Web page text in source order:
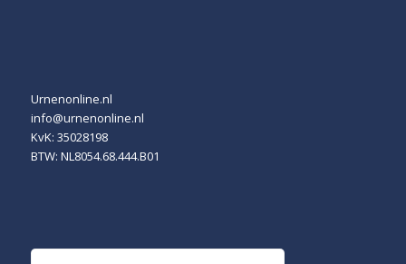
Urnenonline.nl
info@urnenonline.nl
KvK: 35028198
BTW: NL8054.68.444.B01